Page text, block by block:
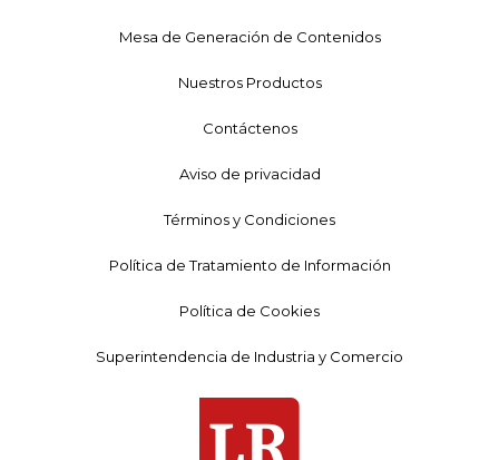
Mesa de Generación de Contenidos
Nuestros Productos
Contáctenos
Aviso de privacidad
Términos y Condiciones
Política de Tratamiento de Información
Política de Cookies
Superintendencia de Industria y Comercio